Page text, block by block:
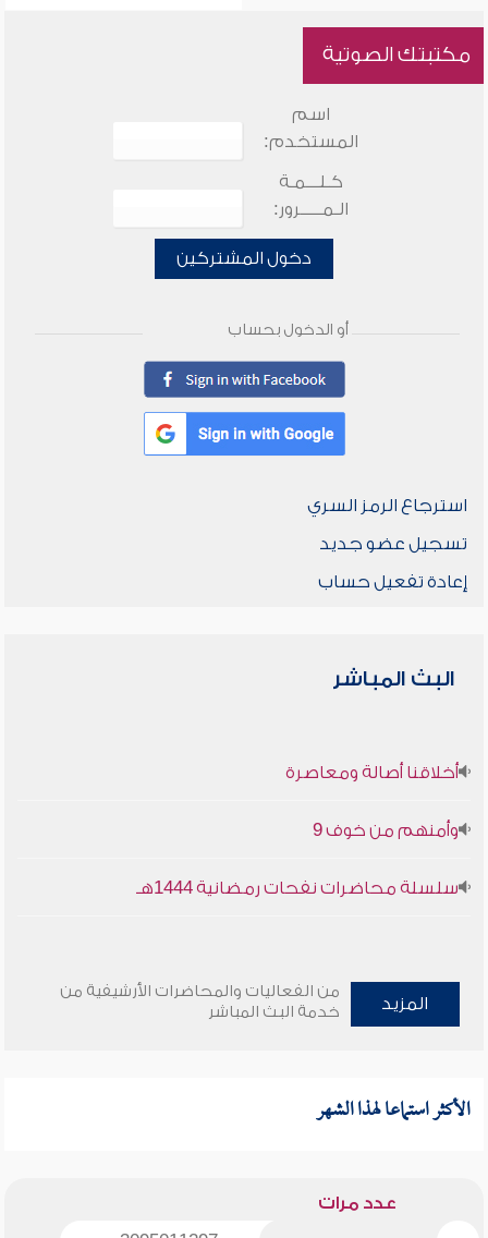
مكتبتك الصوتية
اسم
المستخدم:
كـلـــمـة
الـمـــــرور:
دخول المشتركين
أو الدخول بحساب
استرجاع الرمز السري
تسجيل عضو جديد
إعادة تفعيل حساب
البث المباشر
أخلاقنا أصالة ومعاصرة
وأمنهم من خوف 9
سلسلة محاضرات نفحات رمضانية 1444هـ
المزيد
من الفعاليات والمحاضرات الأرشيفية من
خدمة البث المباشر
الأكثر استماعا لهذا الشهر
عدد مرات